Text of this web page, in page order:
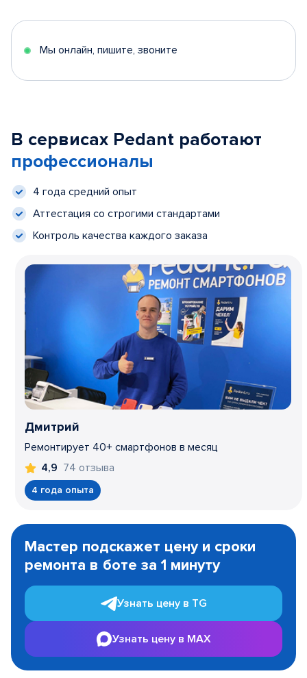
Мы онлайн, пишите, звоните
В сервисах Pedant работают
профессионалы
4 года средний опыт
Аттестация со строгими стандартами
Контроль качества каждого заказа
Дмитрий
Ремонтирует 40+ смартфонов в месяц
4,9 74 отзыва
4 года опыта
1
Мастер подскажет цену и сроки
ремонта в боте за 1 минуту
Узнать цену в TG
Узнать цену в MAX